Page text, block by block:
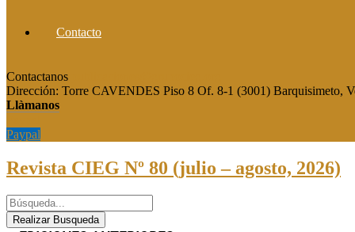
Contacto
Contactanos
Dirección: Torre CAVENDES Piso 8 Of. 8-1 (3001) Barquisimeto,
Llàmanos
Paypal
Revista CIEG Nº 80 (julio – agosto, 2026)
Realizar Busqueda